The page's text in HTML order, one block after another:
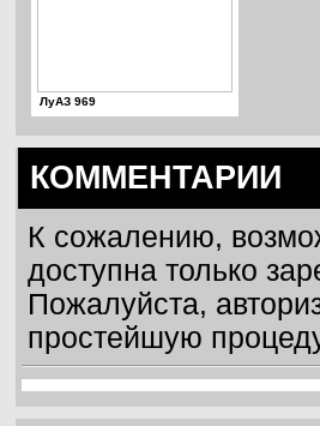
ЛуАЗ 969
КОММЕНТАРИИ
К сожалению,
доступна только
Пожалуйста,
простейшую